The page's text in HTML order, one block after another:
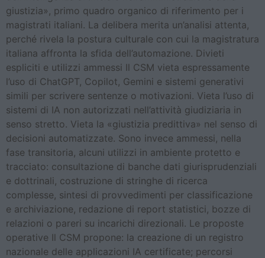
giustizia», primo quadro organico di riferimento per i
magistrati italiani. La delibera merita un’analisi attenta,
perché rivela la postura culturale con cui la magistratura
italiana affronta la sfida dell’automazione. Divieti
espliciti e utilizzi ammessi Il CSM vieta espressamente
l’uso di ChatGPT, Copilot, Gemini e sistemi generativi
simili per scrivere sentenze o motivazioni. Vieta l’uso di
sistemi di IA non autorizzati nell’attività giudiziaria in
senso stretto. Vieta la «giustizia predittiva» nel senso di
decisioni automatizzate. Sono invece ammessi, nella
fase transitoria, alcuni utilizzi in ambiente protetto e
tracciato: consultazione di banche dati giurisprudenziali
e dottrinali, costruzione di stringhe di ricerca
complesse, sintesi di provvedimenti per classificazione
e archiviazione, redazione di report statistici, bozze di
relazioni o pareri su incarichi direzionali. Le proposte
operative Il CSM propone: la creazione di un registro
nazionale delle applicazioni IA certificate; percorsi